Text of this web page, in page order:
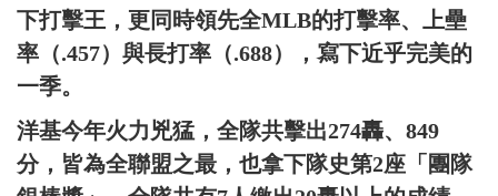
下打擊王，更同時領先全MLB的打擊率、上壘
率（.457）與長打率（.688），寫下近乎完美的
一季。
洋基今年火力兇猛，全隊共擊出274轟、849
分，皆為全聯盟之最，也拿下隊史第2座「團隊